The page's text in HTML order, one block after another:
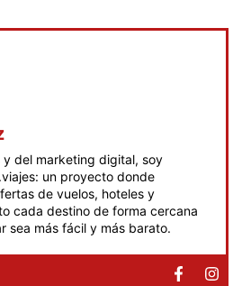
y del marketing digital, soy
un proyecto donde
de vuelos, hoteles y
cada destino de forma cercana
sea más fácil y más barato.